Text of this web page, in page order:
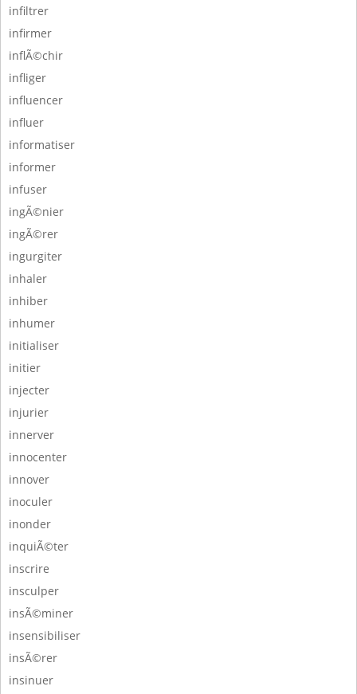
infiltrer
infirmer
inflÃ©chir
infliger
influencer
influer
informatiser
informer
infuser
ingÃ©nier
ingÃ©rer
ingurgiter
inhaler
inhiber
inhumer
initialiser
initier
injecter
injurier
innerver
innocenter
innover
inoculer
inonder
inquiÃ©ter
inscrire
insculper
insÃ©miner
insensibiliser
insÃ©rer
insinuer